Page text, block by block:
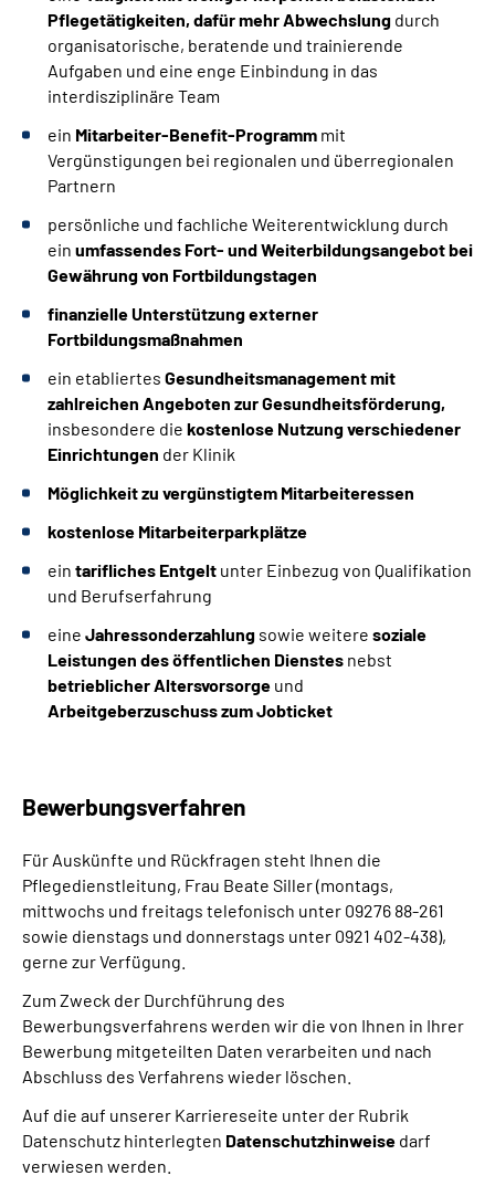
Pflegetätigkeiten, dafürmehr Abwechslung durch
organisatorische, beratende und trainierende
Aufgaben und eine enge Einbindung in das
interdisziplinäre Team
ein Mitarbeiter-Benefit-Programm mit
Vergünstigungen bei regionalen und überregionalen
Partnern
persönliche und fachliche Weiterentwicklung durch
ein umfassendes Fort- und Weiterbildungsangebot bei
Gewährung von Fortbildungstagen
finanzielle Unterstützung externer
Fortbildungsmaßnahmen
ein etabliertes Gesundheitsmanagementmit
zahlreichen Angeboten zur Gesundheitsförderung,
insbesondere die kostenlose Nutzung verschiedener
Einrichtungen der Klinik
Möglichkeit zu vergünstigtem Mitarbeiteressen
kostenlose Mitarbeiterparkplätze
ein tarifliches Entgelt unter Einbezug von Qualifikation
und Berufserfahrung
eine Jahressonderzahlung sowie weitere soziale
Leistungen des öffentlichen Dienstes nebst
betrieblicher Altersvorsorge und
Arbeitgeberzuschuss zum Jobticket
Bewerbungsverfahren
Für Auskünfte und Rückfragen steht Ihnen die
Pflegedienstleitung, Frau Beate Siller (montags,
mittwochs und freitags telefonisch unter 09276 88-261
sowie dienstags und donnerstags unter 0921 402-438),
gerne zur Verfügung.
Zum Zweck der Durchführung des
Bewerbungsverfahrens werden wir die von Ihnen in Ihrer
Bewerbung mitgeteilten Daten verarbeiten und nach
Abschluss des Verfahrens wieder löschen.
Auf die auf unserer Karriereseite unter der Rubrik
Datenschutz hinterlegten Datenschutzhinweise darf
verwiesen werden.